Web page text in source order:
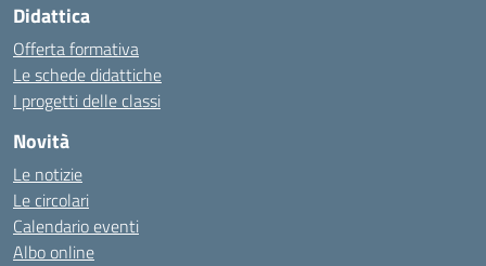
Didattica
Offerta formativa
Le schede didattiche
I progetti delle classi
Novità
Le notizie
Le circolari
Calendario eventi
Albo online